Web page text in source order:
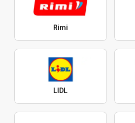
Rimi
LIDL